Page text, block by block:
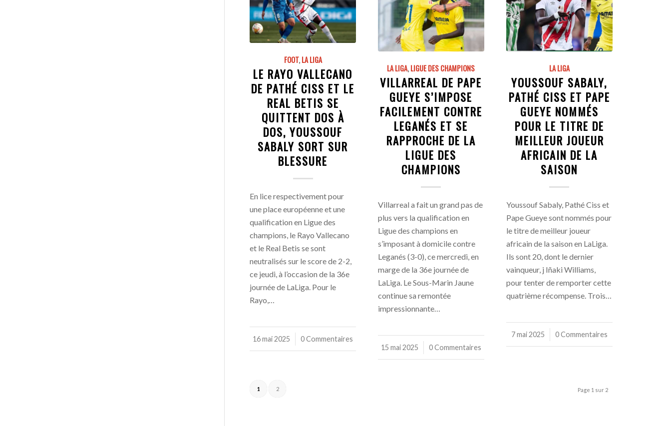
FOOT,LA LIGA
LE RAYO VALLECANO
DE PATHÉ CISS ET LE
REAL BETIS SE
QUITTENT DOS À
DOS, YOUSSOUF
SABALY SORT SUR
BLESSURE
En lice respectivement pour
une place européenne et une
qualification en Ligue des
champions, le Rayo Vallecano
et le Real Betis se sont
neutralisés sur le score de 2-2,
ce jeudi, à l’occasion de la 36e
journée de LaLiga. Pour le
Rayo,…
16 mai 2025
/ 0 Commentaires
LA LIGA,LIGUE DES CHAMPIONS
VILLARREAL DE PAPE
GUEYE S’IMPOSE
FACILEMENT CONTRE
LEGANÉS ET SE
RAPPROCHE DE LA
LIGUE DES
CHAMPIONS
Villarreal a fait un grand pas de
plus vers la qualification en
Ligue des champions en
s’imposant à domicile contre
Leganés (3-0), ce mercredi, en
marge de la 36e journée de
LaLiga. Le Sous-Marin Jaune
continue sa remontée
impressionnante…
15 mai 2025
/ 0 Commentaires
LA LIGA
YOUSSOUF SABALY,
PATHÉ CISS ET PAPE
GUEYE NOMMÉS
POUR LE TITRE DE
MEILLEUR JOUEUR
AFRICAIN DE LA
SAISON
Youssouf Sabaly, Pathé Ciss et
Pape Gueye sont nommés pour
le titre de meilleur joueur
africain de la saison en LaLiga.
Ils sont 20, dont le dernier
vainqueur, j Iñaki Williams,
pour tenter de remporter cette
quatrième récompense. Trois…
7 mai 2025
/ 0 Commentaires
Page 1 sur 2
1 2